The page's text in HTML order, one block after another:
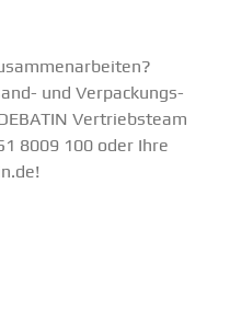
und Verpa­ckungs­
Vertriebsteam
8009 100 oder Ihre
!